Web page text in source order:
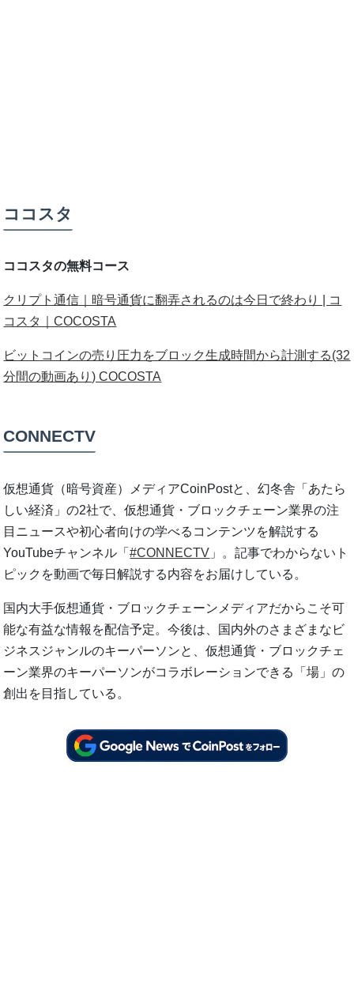
ココスタ
ココスタの無料コース
クリプト通信｜暗号通貨に翻弄されるのは今⽇で終わり | コ
コスタ｜COCOSTA
ビットコインの売り圧⼒をブロック⽣成時間から計測する(32
分間の動画あり) COCOSTA
CONNECTV
仮想通貨（暗号資産）メディアCoinPostと、幻冬舎「あたら
しい経済」の2社で、仮想通貨・ブロックチェーン業界の注
目ニュースや初心者向けの学べるコンテンツを解説する
YouTubeチャンネル「#CONNECTV 」。記事でわからないト
ピックを動画で毎日解説する内容をお届けしている。
国内大手仮想通貨・ブロックチェーンメディアだからこそ可
能な有益な情報を配信予定。今後は、国内外のさまざまなビ
ジネスジャンルのキーパーソンと、仮想通貨・ブロックチェ
ーン業界のキーパーソンがコラボレーションできる「場」の
創出を目指している。